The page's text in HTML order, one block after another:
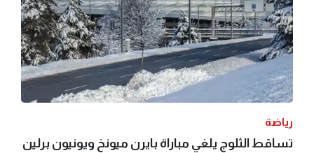
رياضة
تساقط الثلوج يلغي مباراة بايرن ميونخ ويونيون برلين